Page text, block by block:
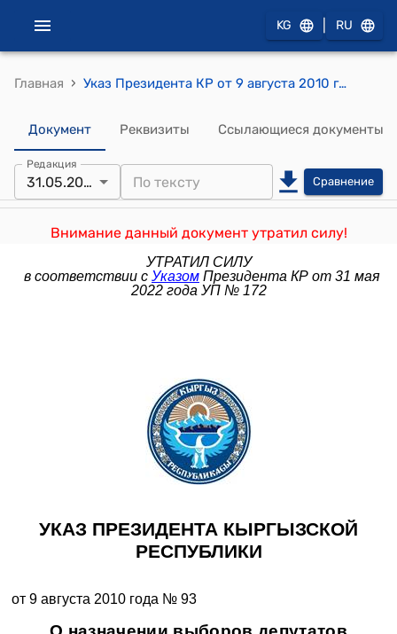
KG RU
Главная › Указ Президента КР от 9 августа 2010 года № 93 "О назначении выборов депутатов Жогорку Кенеша Кыргызской Республики"
Документ Реквизиты Ссылающиеся документы
Редакция
31.05.2022 Сравнение
Внимание данный документ утратил силу!